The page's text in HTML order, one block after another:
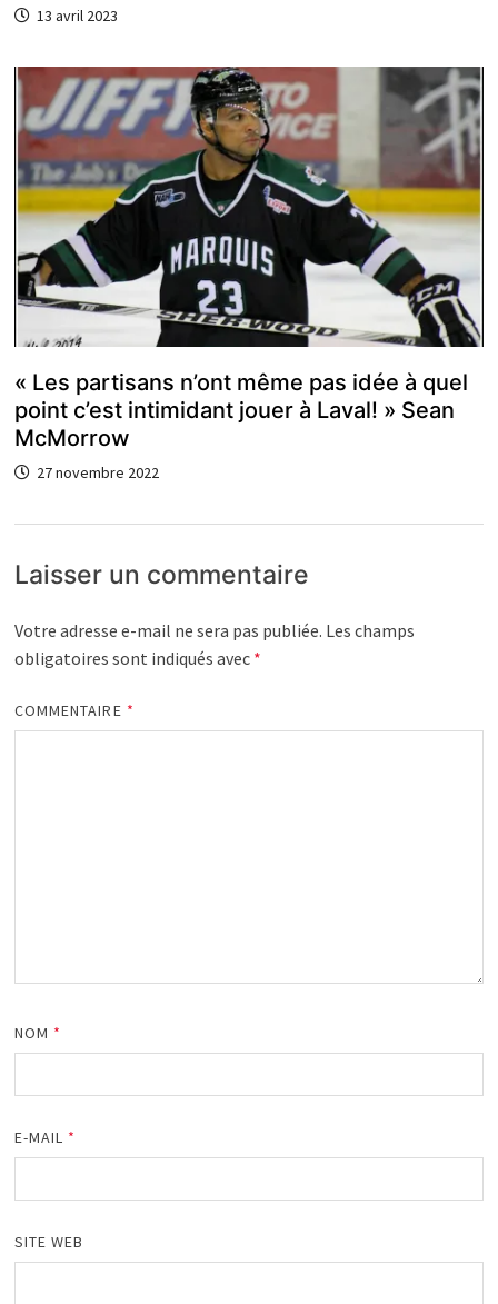
13 avril 2023
« Les partisans n’ont même pas idée à quel
point c’est intimidant jouer à Laval! » Sean
McMorrow
27 novembre 2022
Laisser un commentaire
Votre adresse e-mail ne sera pas publiée. Les champs
obligatoires sont indiqués avec *
COMMENTAIRE *
NOM *
E-MAIL *
SITE WEB